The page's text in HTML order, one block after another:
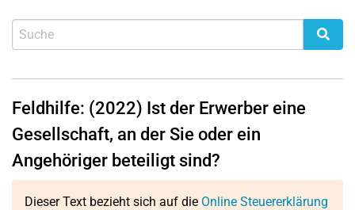
Feldhilfe: (2022) Ist der Erwerber eine
Gesellschaft, an der Sie oder ein
Angehöriger beteiligt sind?
Dieser Text bezieht sich auf die Online Steuererklärung